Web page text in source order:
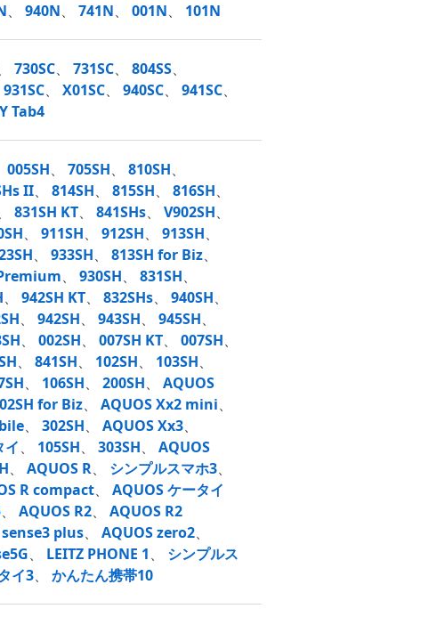
、 940N、 741N、 001N、 101N
730SC、 731SC、 804SS、
931SC、 X01SC、 940SC、 941SC、
Tab4
005SH、 705SH、 810SH、
II、 814SH、 815SH、 816SH、
831SH KT、 841SHs、 V902SH、
、 911SH、 912SH、 913SH、
、 933SH、 813SH for Biz、
、 930SH、 831SH、
、 942SH KT、 832SHs、 940SH、
、 942SH、 943SH、 945SH、
、 002SH、 007SH KT、 007SH、
、 841SH、 102SH、 103SH、
、 106SH、 200SH、 AQUOS
for Biz、 AQUOS Xx2 mini、
、 302SH、 AQUOS Xx3、
イ、 105SH、 303SH、 AQUOS
、 AQUOS R、 シンプルスマホ3、
R compact、 AQUOS ケータイ
、 AQUOS R2、 AQUOS R2
plus、 AQUOS zero2、
、 LEITZ PHONE 1、 シンプルス
イ3、 かんたん携帯10